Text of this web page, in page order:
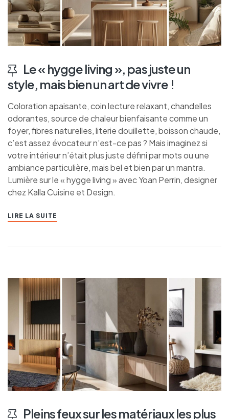
Le « hygge living », pas juste un
style, mais bien un art de vivre !
Coloration apaisante, coin lecture relaxant, chandelles
odorantes, source de chaleur bienfaisante comme un
foyer, fibres naturelles, literie douillette, boisson chaude,
c’est assez évocateur n’est-ce pas ? Mais imaginez si
votre intérieur n’était plus juste défini par mots ou une
ambiance particulière, mais bel et bien par un mantra.
Lumière sur le « hygge living » avec Yoan Perrin, designer
chez Kalla Cuisine et Design.
LIRE LA SUITE
Pleins feux sur les matériaux les plus